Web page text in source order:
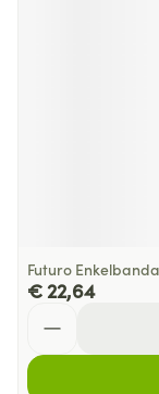
Futuro
€ 22,64